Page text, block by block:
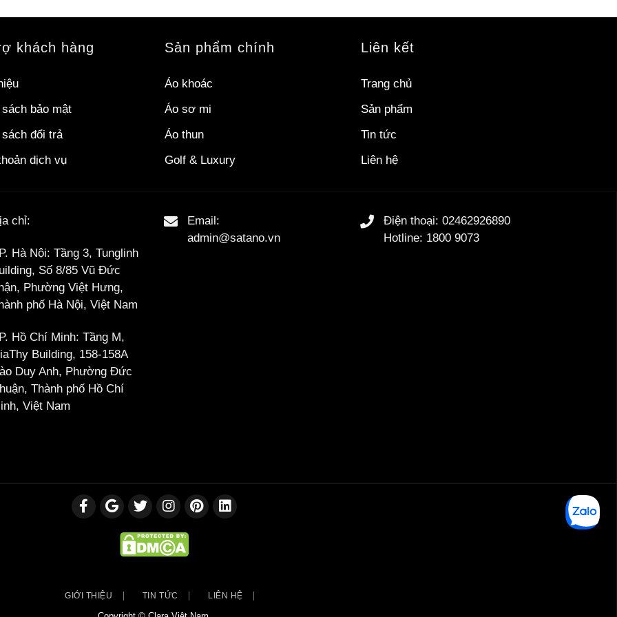
khách hàng
bảo mật
đổi trả
dịch vụ
Sản phẩm chính
Áo khoác
Áo sơ mi
Áo thun
Golf & Luxury
Liên kết
Trang chủ
Sản phẩm
Tin tức
Liên hệ
chỉ:
Hà Nội: Tầng 3, Tunglinh
Số 8/85 Vũ Đức
Phường Việt Hưng,
phố Hà Nội, Việt Nam
Hồ Chí Minh: Tầng M,
Building, 158-158A
Duy Anh, Phường Đức
Thành phố Hồ Chí
Việt Nam
Email:
admin@satano.vn
Điện thoại: 02462926890
Hotline: 1800 9073
GIỚI THIỆU TIN TỨC LIÊN HỆ